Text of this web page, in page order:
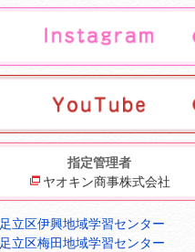
指定管理者
ヤオキン商事株式会社
足立区伊興地域学習センター
足立区梅田地域学習センター